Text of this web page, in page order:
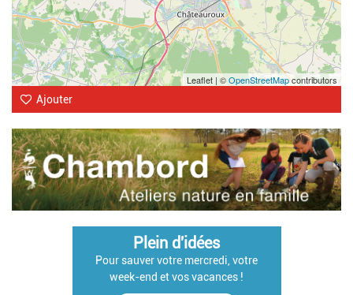
Leaflet | ©OpenStreetMapcontributors
Ajouter
Plein d'idées
Pour sauver votre mercredi, votre
week-end et vos vacances !